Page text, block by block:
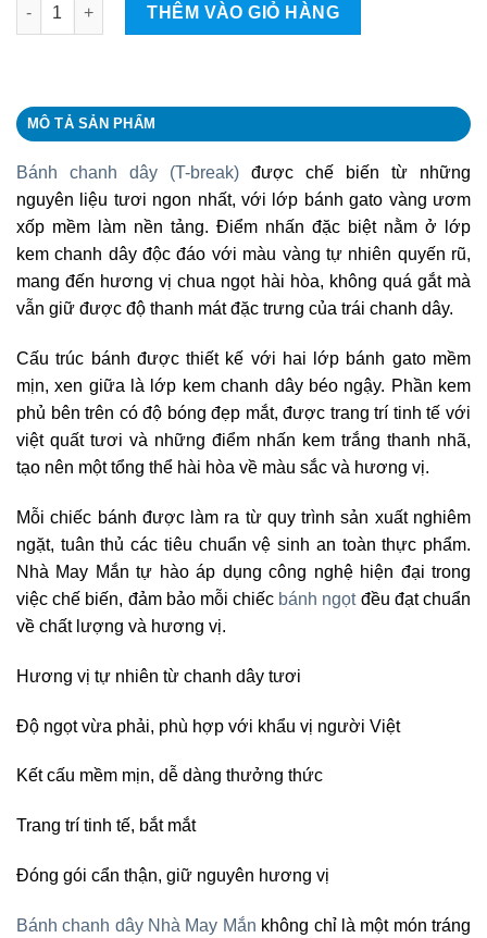
THÊM VÀO GIỎ HÀNG
MÔ TẢ SẢN PHẨM
Bánh chanh dây (T-break) được chế biến từ những
nguyên liệu tươi ngon nhất, với lớp bánh gato vàng ươm
xốp mềm làm nền tảng. Điểm nhấn đặc biệt nằm ở lớp
kem chanh dây độc đáo với màu vàng tự nhiên quyến rũ,
mang đến hương vị chua ngọt hài hòa, không quá gắt mà
vẫn giữ được độ thanh mát đặc trưng của trái chanh dây.
Cấu trúc bánh được thiết kế với hai lớp bánh gato mềm
mịn, xen giữa là lớp kem chanh dây béo ngậy. Phần kem
phủ bên trên có độ bóng đẹp mắt, được trang trí tinh tế với
việt quất tươi và những điểm nhấn kem trắng thanh nhã,
tạo nên một tổng thể hài hòa về màu sắc và hương vị.
Mỗi chiếc bánh được làm ra từ quy trình sản xuất nghiêm
ngặt, tuân thủ các tiêu chuẩn vệ sinh an toàn thực phẩm.
Nhà May Mắn tự hào áp dụng công nghệ hiện đại trong
việc chế biến, đảm bảo mỗi chiếc bánh ngọtđều đạt chuẩn
về chất lượng và hương vị.
Hương vị tự nhiên từ chanh dây tươi
Độ ngọt vừa phải, phù hợp với khẩu vị người Việt
Kết cấu mềm mịn, dễ dàng thưởng thức
Trang trí tinh tế, bắt mắt
Đóng gói cẩn thận, giữ nguyên hương vị
Bánh chanh dây Nhà May Mắn không chỉ là một món tráng